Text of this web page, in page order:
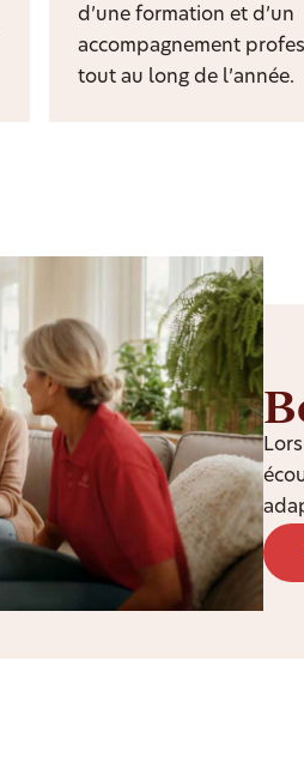
d’une formation et d’un
accompagnement
tout au long de l’année.